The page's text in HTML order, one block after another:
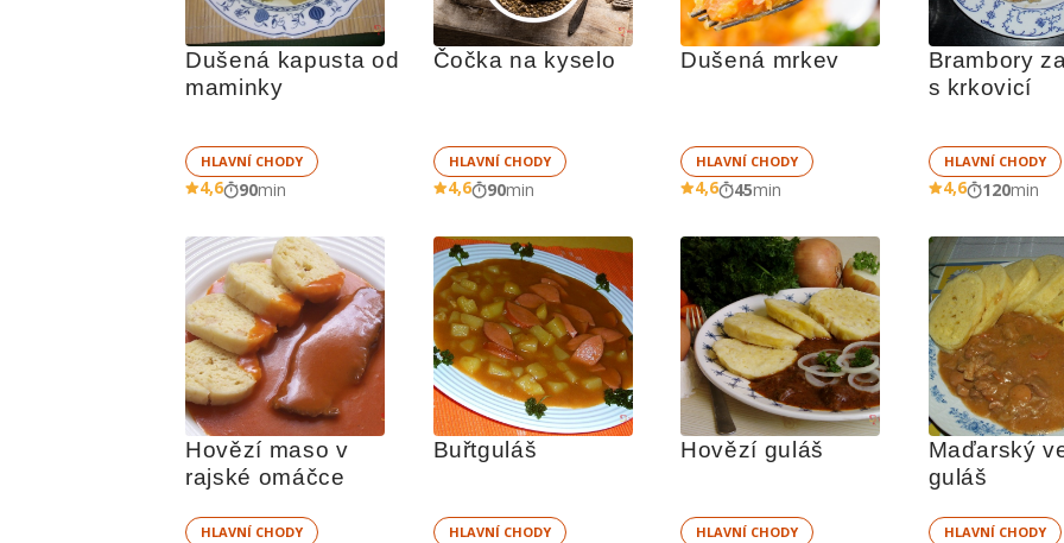
Dušená kapusta od
maminky
HLAVNÍ CHODY
4,6 90min
Čočka na kyselo
HLAVNÍ CHODY
4,6 90min
Dušená mrkev
HLAVNÍ CHODY
4,6 45min
Brambory
s krkovicí
HLAVNÍ CHODY
4,6 120min
Hovězí maso v
rajské omáčce
HLAVNÍ CHODY
Buřtguláš
HLAVNÍ CHODY
Hovězí guláš
HLAVNÍ CHODY
Maďarský
guláš
HLAVNÍ CHODY